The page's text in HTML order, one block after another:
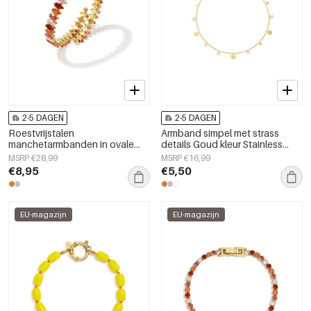
2-5 DAGEN
Roestvrijstalen
manchetarmbanden in ovale
vorm, eenvoudige dagelijkse
serie, dames sieraden
MSRP €28,99
€8,95
2-5 DAGEN
Armband simpel met strass
details Goud kleur Stainless
Steel
MSRP €16,99
€5,50
EU-magazijn EU-magazijn